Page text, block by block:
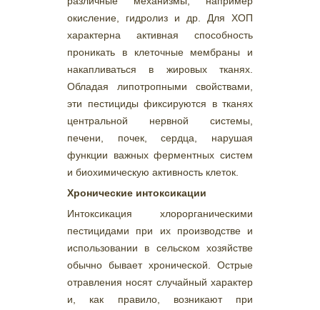
окисление, гидролиз и др. Для ХОП
характерна активная способность
проникать в клеточные мембраны и
накапливаться в жировых тканях.
Обладая липотропными свойствами,
эти пестициды фиксируются в тканях
центральной нервной системы,
печени, почек, сердца, нарушая
функции важных ферментных систем
и биохимическую активность клеток.
Хронические интоксикации
Интоксикация хлорорганическими
пестицидами при их производстве и
использовании в сельском хозяйстве
обычно бывает хронической. Острые
отравления носят случайный характер
и, как правило, возникают при